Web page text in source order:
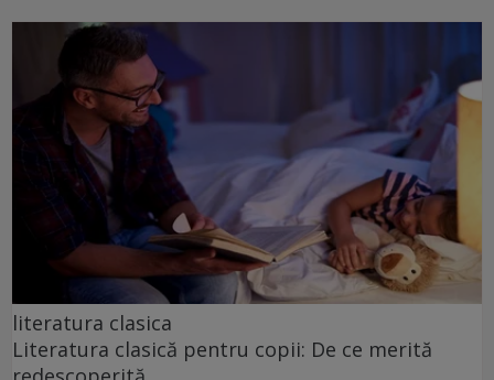
literatura clasica
Literatura clasică pentru copii: De ce merită